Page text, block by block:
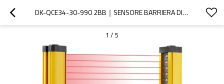
DK-QCE34-30-990 2BB｜SENSORE BARRIERA DI SICUREZZA｜DADISICK
1 / 5